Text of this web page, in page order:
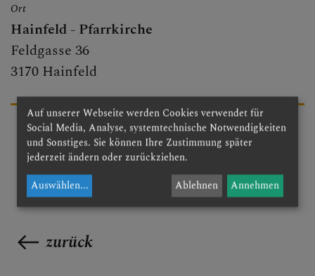
FOTOGALERIE
GRUPPEN & RUNDEN
Ort
Hainfeld - Pfarrkirche
Feldgasse 36
3170 Hainfeld
zurück
Auf unserer Webseite werden Cookies verwendet für
Social Media, Analyse, systemtechnische Notwendigkeiten
und Sonstiges. Sie können Ihre Zustimmung später
jederzeit ändern oder zurückziehen.
Auswählen... Ablehnen Annehmen